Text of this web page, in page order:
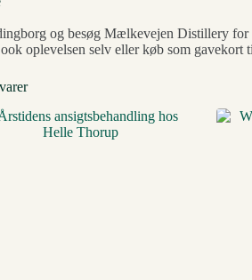
og besøg Mælkevejen Distillery
oplevelsen selv eller køb som gavekort